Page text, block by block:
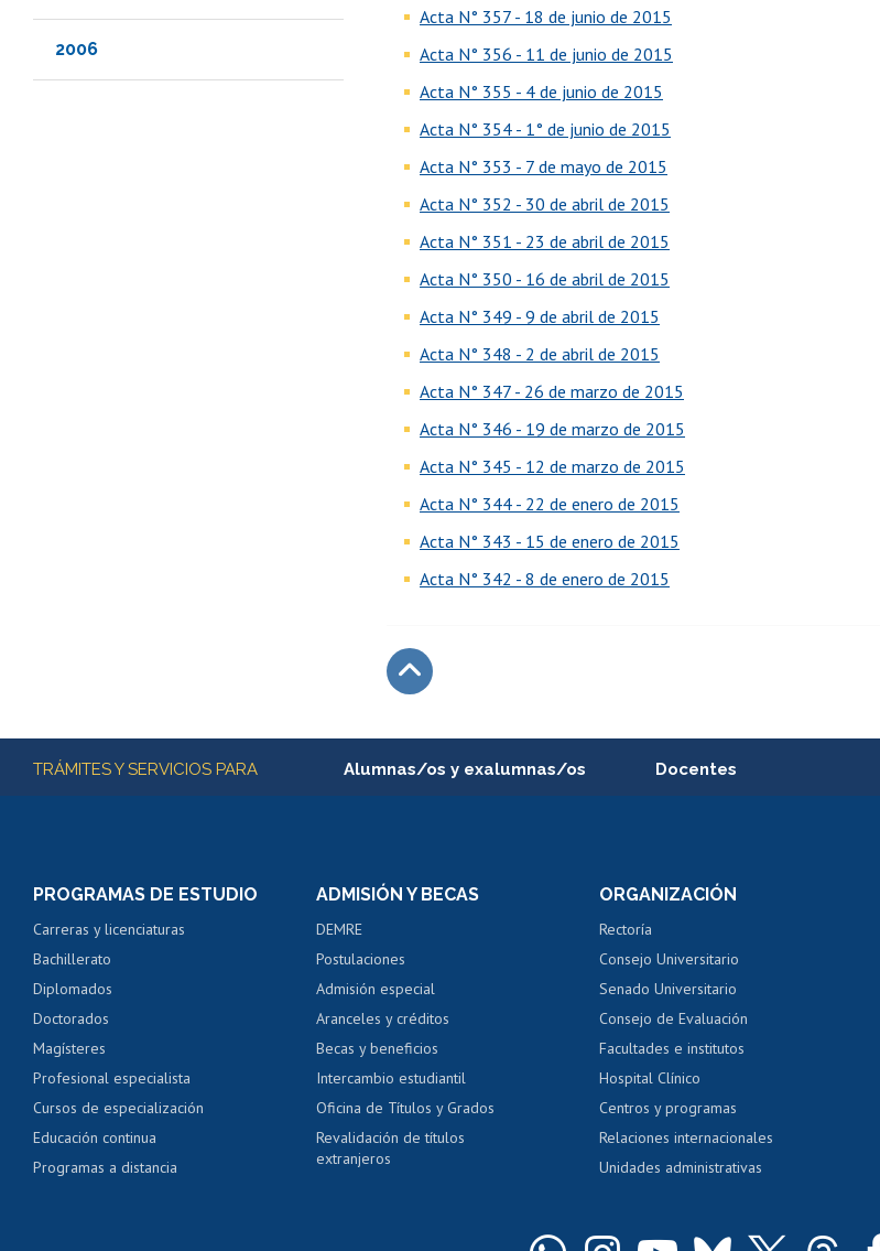
2006
Acta N° 357 - 18 de junio de 2015
Acta N° 356 - 11 de junio de 2015
Acta N° 355 - 4 de junio de 2015
Acta N° 354 - 1° de junio de 2015
Acta N° 353 - 7 de mayo de 2015
Acta N° 352 - 30 de abril de 2015
Acta N° 351 - 23 de abril de 2015
Acta N° 350 - 16 de abril de 2015
Acta N° 349 - 9 de abril de 2015
Acta N° 348 - 2 de abril de 2015
Acta N° 347 - 26 de marzo de 2015
Acta N° 346 - 19 de marzo de 2015
Acta N° 345 - 12 de marzo de 2015
Acta N° 344 - 22 de enero de 2015
Acta N° 343 - 15 de enero de 2015
Acta N° 342 - 8 de enero de 2015
Más información
TRÁMITES Y SERVICIOS PARA Alumnas/os y exalumnas/os
Consulta y certificado de notas
Servicio médico y dental
Pago de arancel y crédito alumnos
Pago de arancel y crédito exalumnos
Certificado de títulos y grados
Docentes
Perfeccionamiento
Evaluación docente
Calificación académica
Postulación al AUCAI
PROGRAMAS DE ESTUDIO
Carreras y licenciaturas
Bachillerato
Diplomados
Doctorados
Magísteres
Profesional especialista
Cursos de especialización
Educación continua
Programas a distancia
ADMISIÓN Y BECAS
DEMRE
Postulaciones
Admisión especial
Aranceles y créditos
Becas y beneficios
Intercambio estudiantil
Oficina de Títulos y Grados
Revalidación de títulos
extranjeros
ORGANIZACIÓN
Rectoría
Consejo Universitario
Senado Universitario
Consejo de Evaluación
Facultades e institutos
Hospital Clínico
Centros y programas
Relaciones internacionales
Unidades administrativas